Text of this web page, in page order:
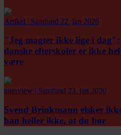
Artikel | Samfund 22. jan 2026
"Jeg magter ikke lige i dag":
danske efterskoler er ikke
være
interview | Samfund 23. jan 2026
Svend Brinkmann elsker
han heller ikke, at du bør